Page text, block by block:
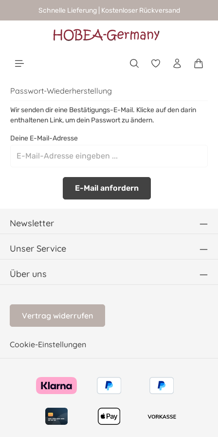
springenSchnelle Lieferung | Kostenloser Rückversand
Passwort-Wiederherstellung
Wir senden dir eine Bestätigungs-E-Mail. Klicke auf den darin
enthaltenen Link, um dein Passwort zu ändern.
Deine E-Mail-Adresse
E-Mail anfordern
Newsletter
Unser Service
Über uns
Vertrag widerrufen
Cookie-Einstellungen